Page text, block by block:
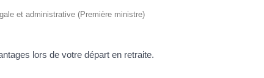
et administrative (Première ministre)
lors de votre départ en retraite.